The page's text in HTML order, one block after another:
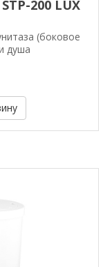
200 LUX
(боковое
душа